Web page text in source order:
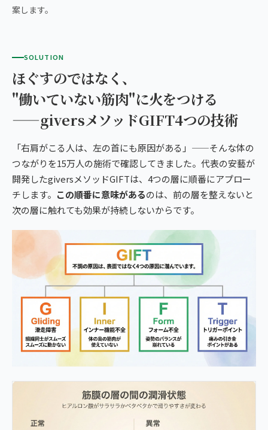
案します。
SOLUTION
ほぐすのではなく、
"働いていない筋肉"に火をつける
——giversメソッドGIFT4つの技術
「右肩がこる人は、左の首にも原因がある」——そんな体の
つながりを15万人の施術で確認してきました。代表の安藝が
開発したgiversメソッドGIFTは、4つの層に順番にアプロー
チします。 この順番に意味があるのは、前の層を整えないと
次の層に触れても効果が持続しないからです。